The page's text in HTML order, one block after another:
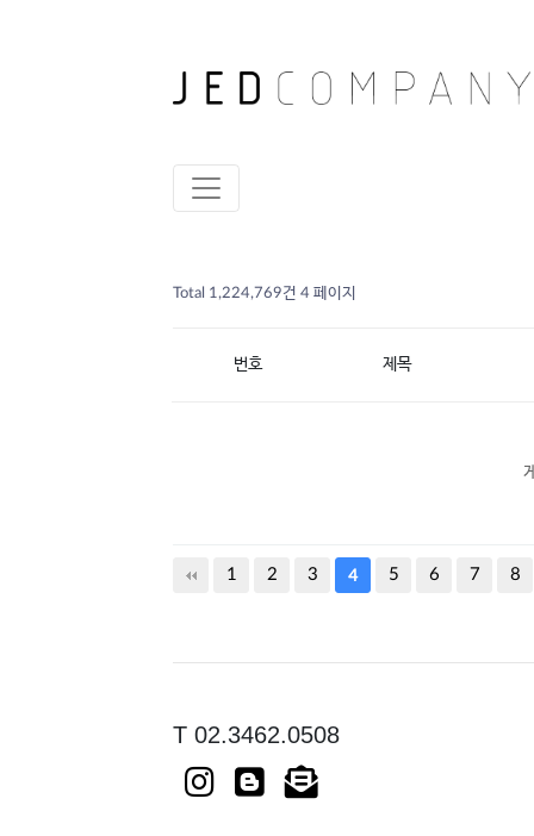
Total 1,224,769건 4 페이지
번호 제목
1 2 3 4 5 6 7 8
T 02.3462.0508